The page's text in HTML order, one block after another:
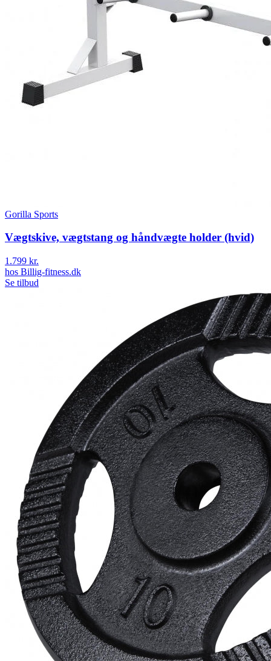
Gorilla Sports
Vægtskive, vægtstang og håndvægte holder (hvid)
1.799 kr.
hos Billig-fitness.dk
Se tilbud